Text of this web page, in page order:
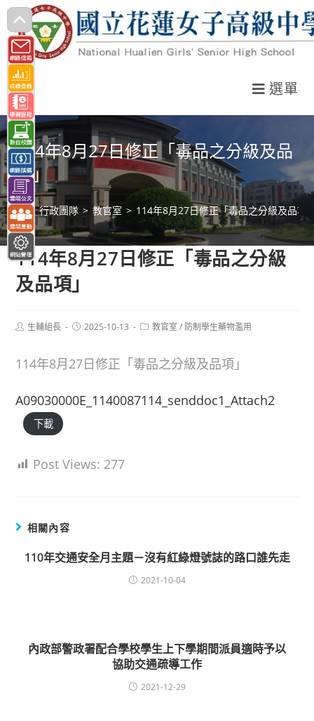
跳
轉
至
主
要
內
容
選單
114年8月27日修正「毒品之分級及品
項」
> 行政團隊 > 教官室 > 114年8月27日修正「毒品之分級及品項
114年8月27日修正「毒品之分級
及品項」
Post生輔組長
Post2025-10-13
Post教官室 / 防制學生藥物濫用
114年8月27日修正「毒品之分級及品項」
A09030000E_1140087114_senddoc1_Attach2
下載
Post Views: 277
相關內容
110年交通安全月主題－沒有紅綠燈號誌的路口誰先走
2021-10-04
內政部警政署配合學校學生上下學期間派員適時予以
協助交通疏導工作
2021-12-29